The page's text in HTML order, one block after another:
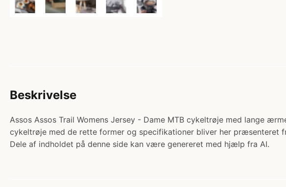
Beskrivelse
Assos Assos Trail Womens Jersey - Dame MTB cykeltrøje med lange
cykeltrøje med de rette former og specifikationer bliver her præsenteret
Dele af indholdet på denne side kan være genereret med hjælp fra AI.